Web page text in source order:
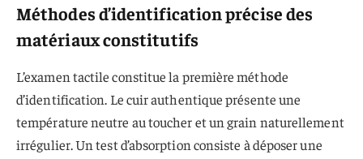
Méthodes d’identification précise des
matériaux constitutifs
L’examen tactile constitue la première méthode
d’identification. Le cuir authentique présente une
température neutre au toucher et un grain naturellement
irrégulier. Un test d’absorption consiste à déposer une